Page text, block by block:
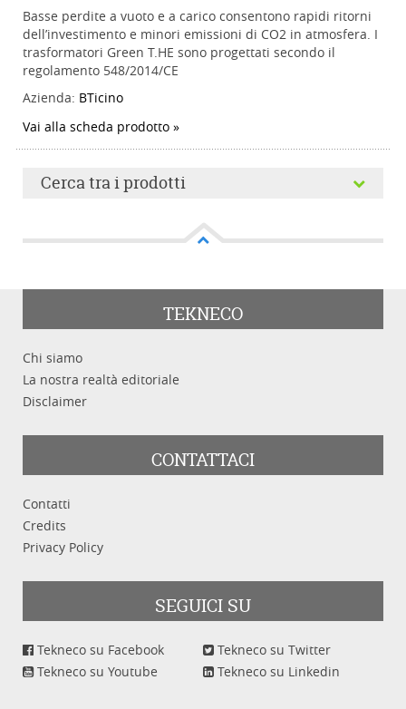
Basse perdite a vuoto e a carico consentono rapidi ritorni
dell’investimento e minori emissioni di CO2 in atmosfera. I
trasformatori Green T.HE sono progettati secondo il
regolamento 548/2014/CE
Azienda: BTicino
Vai alla scheda prodotto
Cerca tra i prodotti
Cerca tra i prodotti
Categoria
TEKNECO
Chi siamo
La nostra realtà editoriale
Disclaimer
CONTATTACI
Contatti
Credits
Privacy Policy
SEGUICI SU
Tekneco su Facebook
Tekneco su Twitter
Tekneco su Youtube
Tekneco su Linkedin